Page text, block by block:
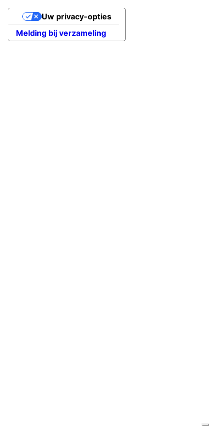
Melding bij verzameling
Uw privacy-opties